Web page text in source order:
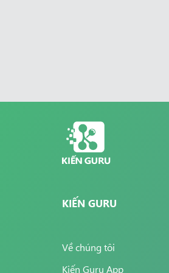
KIẾN GURU
Về chúng tôi
Kiến Guru App